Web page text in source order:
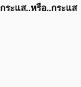
ระแส..หรือ..กระแส